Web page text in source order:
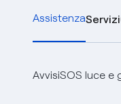
AssistenzaServizi
AvvisiSOS luce e